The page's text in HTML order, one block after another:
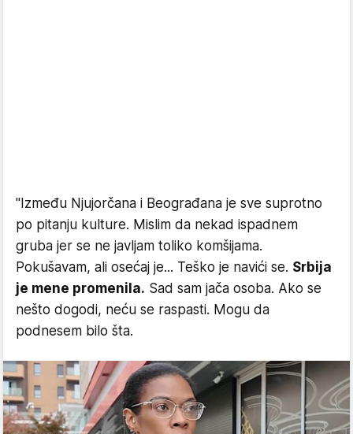
"Između Njujorčana i Beograđana je sve suprotno
po pitanju kulture. Mislim da nekad ispadnem
gruba jer se ne javljam toliko komšijama.
Pokušavam, ali osećaj je... Teško je navići se. Srbija
je mene promenila. Sad sam jača osoba. Ako se
nešto dogodi, neću se raspasti. Mogu da
podnesem bilo šta.